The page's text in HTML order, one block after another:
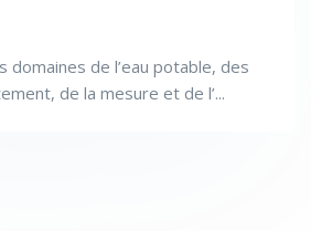
domaines de l’eau potable, des
de la mesure et de l’...